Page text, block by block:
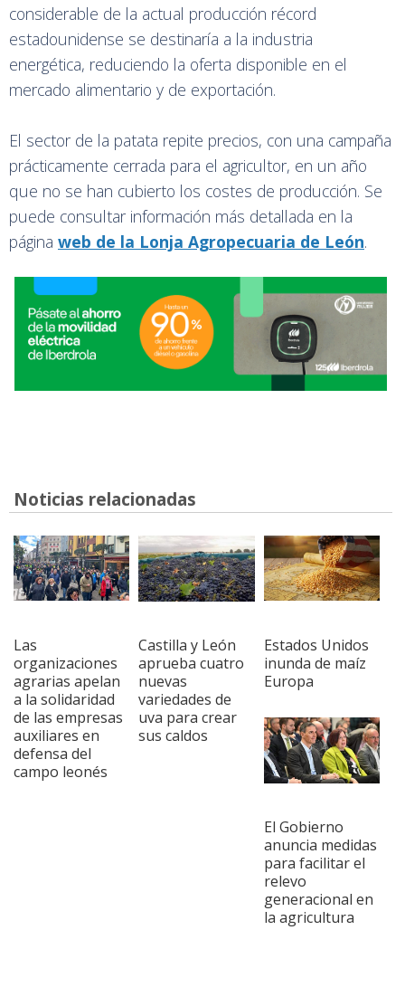
considerable de la actual producción récord
estadounidense se destinaría a la industria
energética, reduciendo la oferta disponible en el
mercado alimentario y de exportación.
El sector de la patata repite precios, con una campaña
prácticamente cerrada para el agricultor, en un año
que no se han cubierto los costes de producción. Se
puede consultar información más detallada en la
página web de la Lonja Agropecuaria de León.
Noticias relacionadas
Las
organizaciones
agrarias apelan
a la solidaridad
de las empresas
auxiliares en
defensa del
campo leonés
Castilla y León
aprueba cuatro
nuevas
variedades de
uva para crear
sus caldos
Estados Unidos
inunda de maíz
Europa
El Gobierno
anuncia medidas
para facilitar el
relevo
generacional en
la agricultura